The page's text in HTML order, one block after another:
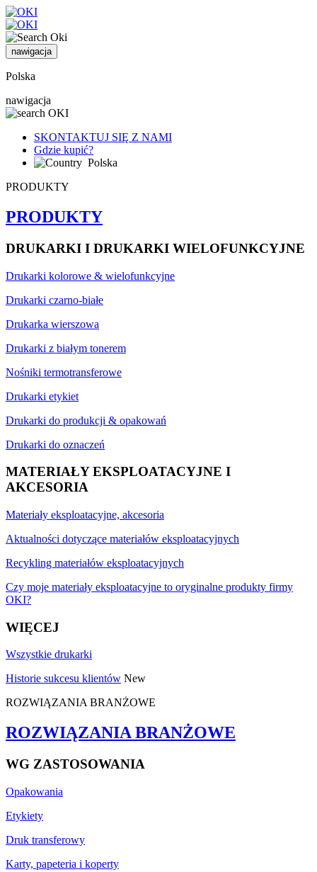
nawigacja
Polska
nawigacja
SKONTAKTUJ SIĘ Z NAMI
Gdzie kupić?
Polska
PRODUKTY
PRODUKTY
DRUKARKI I DRUKARKI WIELOFUNKCYJNE
Drukarki kolorowe & wielofunkcyjne
Drukarki czarno-białe
Drukarka wierszowa
Drukarki z białym tonerem
Nośniki termotransferowe
Drukarki etykiet
Drukarki do produkcji & opakowań
Drukarki do oznaczeń
MATERIAŁY EKSPLOATACYJNE I
AKCESORIA
Materiały eksploatacyjne, akcesoria
Aktualności dotyczące materiałów eksploatacyjnych
Recykling materiałów eksploatacyjnych
Czy moje materiały eksploatacyjne to oryginalne produkty firmy
OKI?
WIĘCEJ
Wszystkie drukarki
Historie sukcesu klientów New
ROZWIĄZANIA BRANŻOWE
ROZWIĄZANIA BRANŻOWE
WG ZASTOSOWANIA
Opakowania
Etykiety
Druk transferowy
Karty, papeteria i koperty